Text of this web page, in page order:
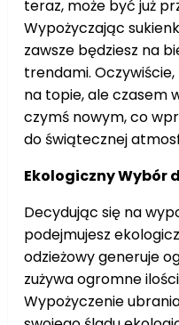
teraz, może być już
Wypożyczając
zawsze będziesz na
trendami.
na topie, ale czasem
czymś nowym, co
do świątecznej
Ekologiczny Wybór
Decydując się na
podejmujesz
odzieżowy generuje
zużywa ogromne
Wypożyczenie